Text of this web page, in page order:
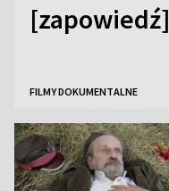
[zapowiedź]
FILMY DOKUMENTALNE